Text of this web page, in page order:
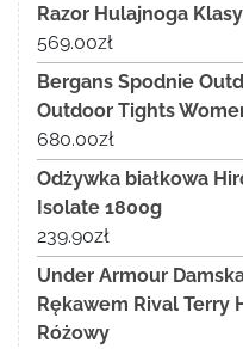
Razor Hulajnoga
569.00zł
Bergans Spodnie
Outdoor Tights
680.00zł
Odżywka białkowa
Isolate 1800g
239.90zł
Under Armour
Rękawem Rival Terry
Różowy